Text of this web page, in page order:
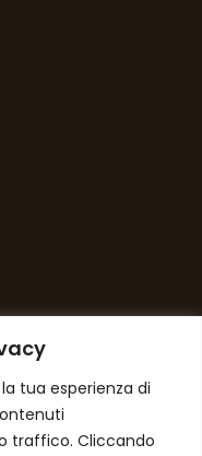
tua esperienza di
traffico. Cliccando